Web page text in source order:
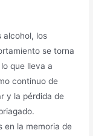
alcohol, los
se torna
que lleva a
continuo de
y la pérdida de
en la memoria de